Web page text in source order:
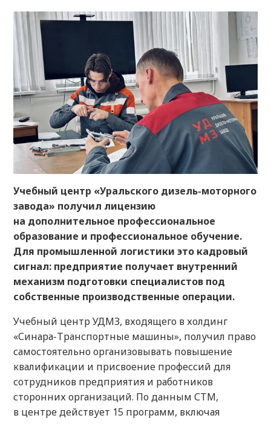
Учебный центр «Уральского дизель-моторного
завода» получил лицензию
на дополнительное профессиональное
образование и профессиональное обучение.
Для промышленной логистики это кадровый
сигнал: предприятие получает внутренний
механизм подготовки специалистов под
собственные производственные операции.
Учебный центр УДМЗ, входящего в холдинг
«Синара-Транспортные машины», получил право
самостоятельно организовывать повышение
квалификации и присвоение профессий для
сотрудников предприятия и работников
сторонних организаций. По данным СТМ,
в центре действует 15 программ, включая